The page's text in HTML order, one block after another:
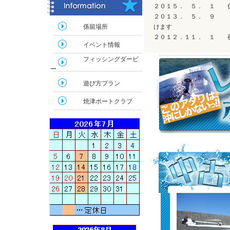
係留場所
イベント情報
フィッシングダービ
ー
遊び方プラン
焼津ボートクラブ
２０１５． ５． １ 係
２０１３． ５． ９ 「
けます
２０１２．１１． １ 夜